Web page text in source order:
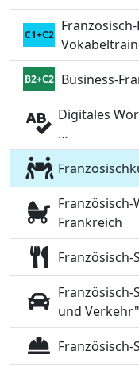
C1+C2
B2+C2
Business-
Digitales
…
Frankreich
und Verkehr"